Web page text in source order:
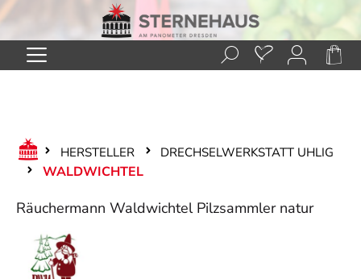
Zum Hauptinhalt springen
HERSTELLER DRECHSELWERKSTATT UHLIG
WALDWICHTEL
Räuchermann Waldwichtel Pilzsammler natur